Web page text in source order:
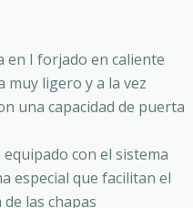
en I forjado en caliente
muy ligero y a la vez
una capacidad de puerta
con el sistema
especial que facilitan el
las chapas